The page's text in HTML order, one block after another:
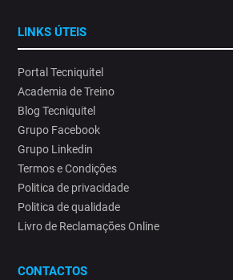
LINKS ÚTEIS
Portal Tecniquitel
Academia de Treino
Blog Tecniquitel
Grupo Facebook
Grupo Linkedin
Termos e Condições
Politica de privacidade
Politica de qualidade
Livro de Reclamações Online
CONTACTOS